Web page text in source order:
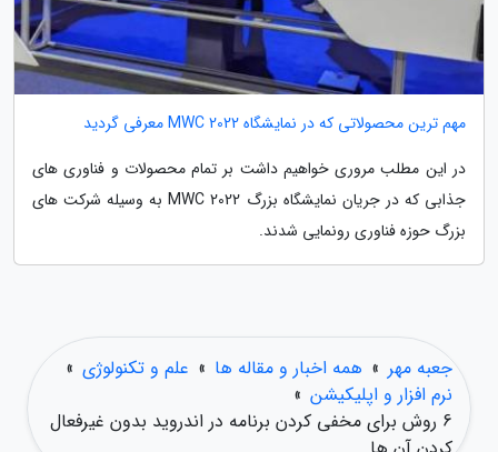
مهم ترین محصولاتی که در نمایشگاه MWC 2022 معرفی گردید
در این مطلب مروری خواهیم داشت بر تمام محصولات و فناوری های
جذابی که در جریان نمایشگاه بزرگ MWC 2022 به وسیله شرکت های
بزرگ حوزه فناوری رونمایی شدند.
جعبه مهر » همه اخبار و مقاله ها » علم و تکنولوژی »
نرم افزار و اپلیکیشن »
6 روش برای مخفی کردن برنامه در اندروید بدون غیرفعال